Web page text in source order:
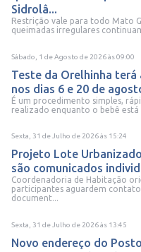
Sidrolâ...
Restrição vale para todo Mato
queimadas irregulares
Sábado, 1 de Agosto de 2026às09:00
Teste da Orelhinha
nos dias 6 e 20 de
É um procedimento simples,
realizado enquanto o bebê
Sexta, 31 de Julho de 2026às 15:24
Projeto Lote
são comunicados
Coordenadoria de Habitação
participantes aguardem
document...
Sexta, 31 de Julho de 2026às 13:45
Novo endereço do